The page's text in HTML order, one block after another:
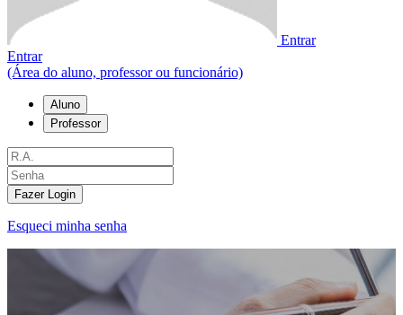
Entrar
Entrar
(Área do aluno, professor ou funcionário)
Aluno
Professor
Fazer Login
Esqueci minha senha